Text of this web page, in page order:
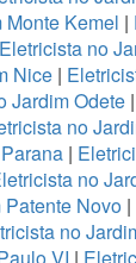
Kemel |
Eletricista no
Nice|
Jardim Odete|
no
|
no
Novo|
no